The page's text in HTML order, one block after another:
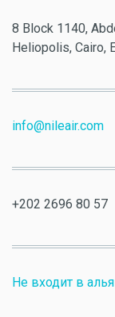
8 Block 1140,
Heliopolis, Cairo,
info@nileair.com
+202 2696 80 57
Не входит в